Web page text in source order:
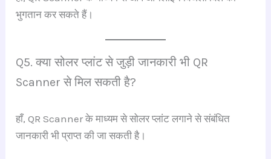
भुगतान कर सकते हैं।
Q5. क्या सोलर प्लांट से जुड़ी जानकारी भी QR
Scanner से मिल सकती है?
हाँ, QR Scanner के माध्यम से सोलर प्लांट लगाने से संबंधित
जानकारी भी प्राप्त की जा सकती है।